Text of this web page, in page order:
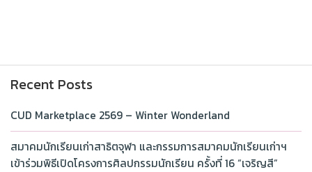
Recent Posts
CUD Marketplace 2569 – Winter Wonderland
สมาคมนักเรียนเก่าสาธิตจุฬา และกรรมการสมาคมนักเรียนเก่าฯ
เข้าร่วมพิธีเปิดโครงการศิลปกรรมนักเรียน ครั้งที่ 16 “เจริญสี”